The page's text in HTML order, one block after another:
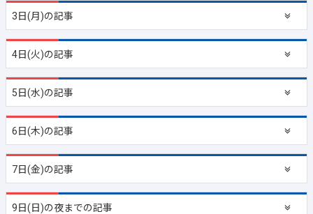
3日(月)の記事
4日(火)の記事
5日(水)の記事
6日(木)の記事
7日(金)の記事
9日(日)の夜までの記事